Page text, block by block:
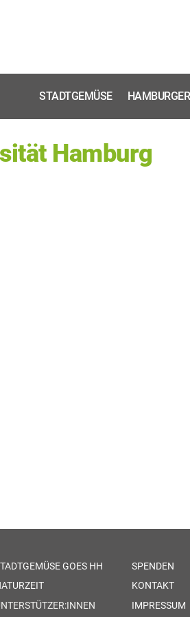
STADTGEMÜSE
Hamburg
GOES HH
SPENDEN
KONTAKT
IMPRESSUM